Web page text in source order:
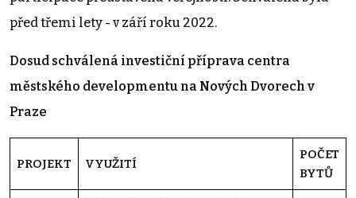
před třemi lety - v září roku 2022.
Dosud schválená investiční příprava centra
městského developmentu na Nových Dvorech v
Praze
PROJEKT VYUŽITÍ
POČET
BYTŮ